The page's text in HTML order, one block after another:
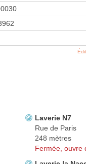
Laverie N7
Rue de Paris
248 mètres
Fermée, ouvre